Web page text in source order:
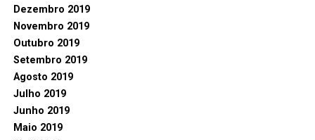
Dezembro 2019
Novembro 2019
Outubro 2019
Setembro 2019
Agosto 2019
Julho 2019
Junho 2019
Maio 2019